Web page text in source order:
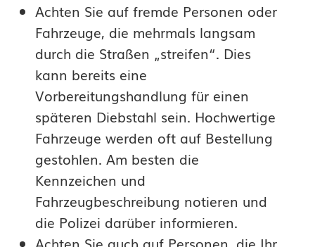
s
Achten Sie auf fremde Personen oder
Fahrzeuge, die mehrmals langsam
durch die Straßen „streifen“. Dies
kann bereits eine
Vorbereitungshandlung für einen
späteren Diebstahl sein. Hochwertige
Fahrzeuge werden oft auf Bestellung
gestohlen. Am besten die
Kennzeichen und
Fahrzeugbeschreibung notieren und
die Polizei darüber informieren.